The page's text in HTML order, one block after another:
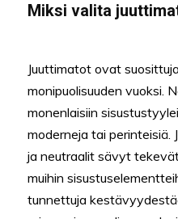
Miksi valita
Juuttimatot ovat
monipuolisuuden vuoksi.
monenlaisiin
moderneja tai perinteisiä.
ja neutraalit sävyt
muihin
tunnettuja